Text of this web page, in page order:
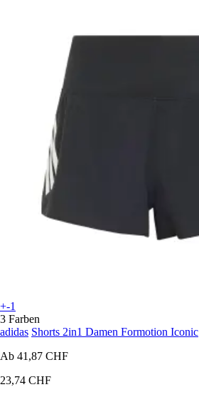
+-1
3 Farben
adidas Shorts 2in1 Damen Formotion Iconic
Ab 41,87 CHF
23,74 CHF